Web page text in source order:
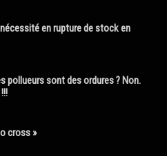
en rupture de stock en
pollueurs sont des ordures ? Non.
cross »